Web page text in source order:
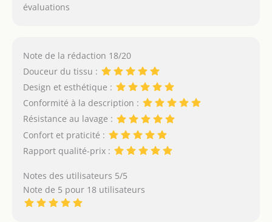
évaluations
Note de la rédaction 18/20
Douceur du tissu :
Design et esthétique :
Conformité à la description :
Résistance au lavage :
Confort et praticité :
Rapport qualité-prix :
Notes des utilisateurs 5/5
Note de 5 pour 18 utilisateurs